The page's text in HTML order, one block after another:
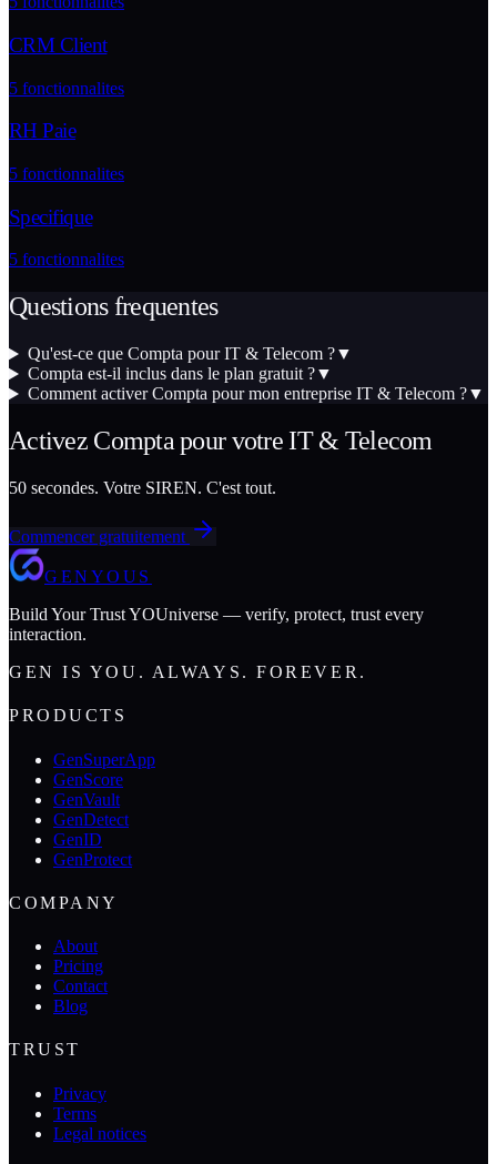
CRM Client
5 fonctionnalites
RH Paie
5 fonctionnalites
Specifique
5 fonctionnalites
Questions frequentes
Qu'est-ce que Compta pour IT & Telecom ?▼
Compta est-il inclus dans le plan gratuit ?▼
Comment activer Compta pour mon entreprise IT & Telecom ?▼
Activez Compta pour votre IT & Telecom
50 secondes. Votre SIREN. C'est tout.
Commencer gratuitement
GENYOUS
Build Your Trust YOUniverse — verify, protect, trust every
interaction.
GEN IS YOU. ALWAYS. FOREVER.
PRODUCTS
GenSuperApp
GenScore
GenVault
GenDetect
GenID
GenProtect
COMPANY
About
Pricing
Contact
Blog
TRUST
Privacy
Terms
Legal notices